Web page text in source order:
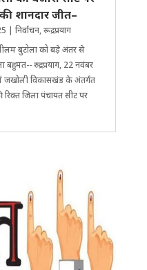
शानदार जीत–
| निर्वाचन,रूद्रप्रयाग
बुटोला को बड़े अंतर से
बहुमत-- रुद्रप्रयाग, 22 नवंबर
जखोली विकासखंड के अंतर्गत
रिक्त जिला पंचायत सीट पर